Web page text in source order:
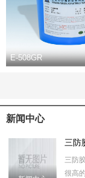
E-508GR
新闻中心
三防
三防胶的在
很高